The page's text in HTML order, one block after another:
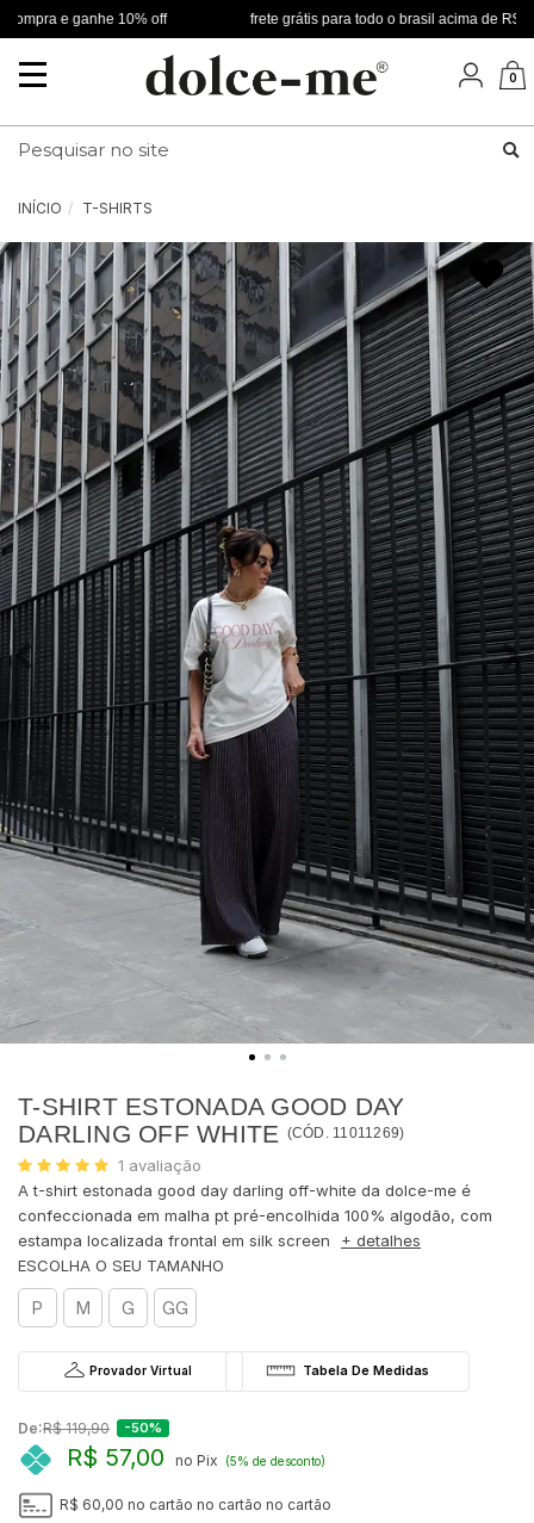
e ganhe 10% off frete grátis para todo o brasil acima de R$ 349
Mudar
0
INÍCIO T-SHIRTS
T-SHIRT ESTONADA GOOD DAY
DARLING OFF WHITE (CÓD. 11011269)
1 avaliação
A t-shirt estonada good day darling off-white da dolce-me é
confeccionada em malha pt pré-encolhida 100% algodão, com
estampa localizada frontal em silk screen
+ detalhes
P M G GG
Provador Virtual
De:R$ 119,90 -50%
R$ 57,00 no Pix (5% de desconto)
R$ 60,00 no cartão no cartão no cartão